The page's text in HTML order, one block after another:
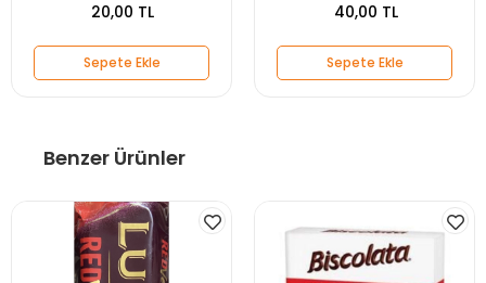
20,00 TL
Sepete Ekle
40,00 TL
Sepete Ekle
Benzer Ürünler